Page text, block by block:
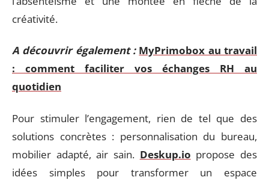
créativité.
A découvrir également : MyPrimobox au travail
: comment faciliter vos échanges RH au
quotidien
Pour stimuler l’engagement, rien de tel que des
solutions concrètes : personnalisation du bureau,
mobilier adapté, air sain. Deskup.io propose des
idées simples pour transformer un espace